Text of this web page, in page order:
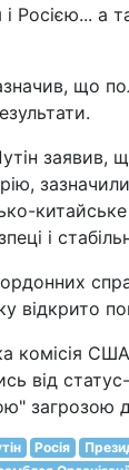
Росією... а
що
заявив,
і
відкрито
комісія
від
загрозою
Росія